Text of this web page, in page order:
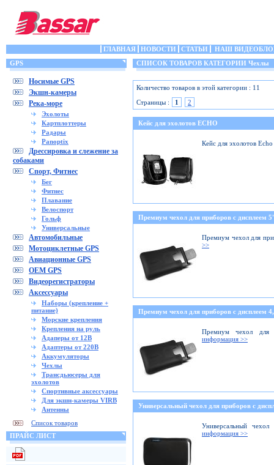
ГЛАВНАЯ НОВОСТИ СТАТЬИ
НАШ
GPS
Носимые GPS
Экшн-камеры
Река-море
Эхолоты
Картплоттеры
Радары
Panoptix
Дрессировка и слежение за
собаками
Спорт, Фитнес
Бег
Фитнес
Плавание
Велоспорт
Гольф
Универсальные
Автомобильные
Мотоциклетные GPS
Авиационные GPS
OEM GPS
Видеорегистраторы
Аксессуары
Наборы (крепление +
питание)
Морские крепления
Крепления на руль
Адаперы от 12В
Адаптеры от 220В
Аккумуляторы
Чехлы
Трансдьюсеры для
эхолотов
Спортивные аксессуары
Для экшн-камеры VIRB
Антенны
Список товаров
ПРАЙС ЛИСТ
СПИСОК ТОВАРОВ КАТЕГОРИИ Чехлы
Количество товаров в этой категории : 11
Страницы :
1 2
Кейс для эхолотов ECHO
Кейс для эхолотов
Премиум чехол для приборов с дисплеем
Премиум чехол для
>>
Премиум чехол для приборов с дисплеем
Премиум чехол
информация >>
Универсальный чехол для приборов с
Универсальный
информация >>